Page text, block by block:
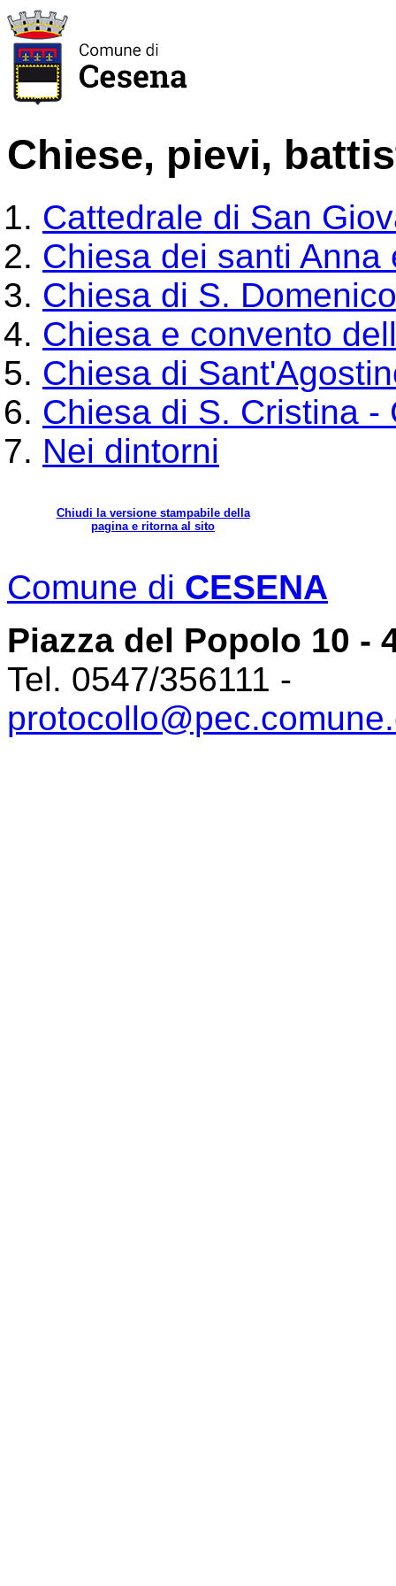
Chiese, pievi,
Cattedrale di San
Chiesa dei santi
Chiesa di S.
Chiesa e convento
Chiesa di
Chiesa di S. Cristina -
Nei dintorni
Chiudi la versione stampabile della
pagina e ritorna al sito
Comune di CESENA
Piazza del Popolo 10 -
Tel. 0547/356111 -